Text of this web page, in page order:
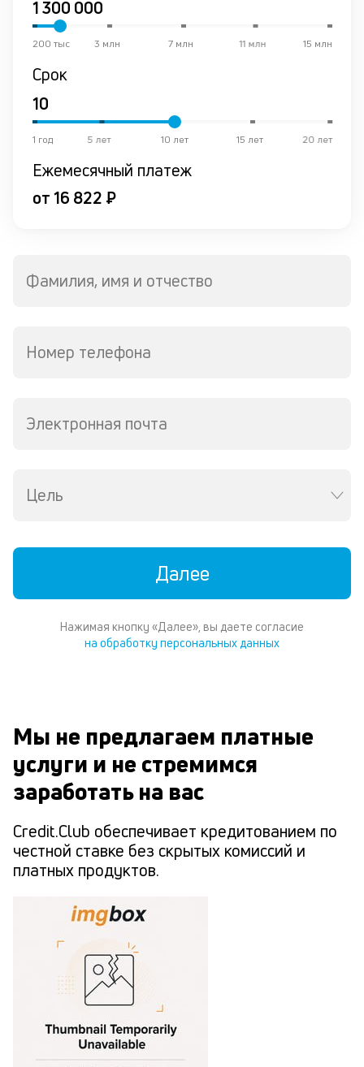
15 млн
11 млн
7 млн
3 млн
200 тыс
Срок
20 лет
15 лет
10 лет
5 лет
1 год
Ежемесячный платеж
от 16 822 ₽
Фамилия, имя и отчество
Номер телефона
Электронная почта
Цель
Далее
Нажимая кнопку «Далее», вы даете согласие
на обработку персональных данных
Мы не предлагаем платные
услуги и не стремимся
заработать на вас
Credit.Club обеспечивает кредитованием по
честной ставке без скрытых комиссий и
платных продуктов.